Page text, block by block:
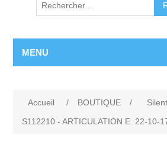
MENU
Accueil / BOUTIQUE /
S112210 - ARTICULATION E. 22-10-